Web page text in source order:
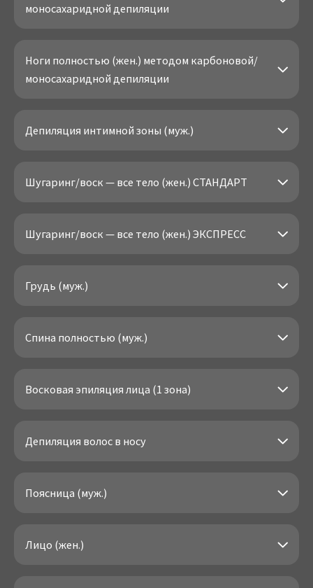
моносахаридной депиляции
Ноги полностью (жен.) методом карбоновой/
моносахаридной депиляции
Депиляция интимной зоны (муж.)
Шугаринг/воск — все тело (жен.) СТАНДАРТ
Шугаринг/воск — все тело (жен.) ЭКСПРЕСС
Грудь (муж.)
Спина полностью (муж.)
Восковая эпиляция лица (1 зона)
Депиляция волос в носу
Поясница (муж.)
Лицо (жен.)